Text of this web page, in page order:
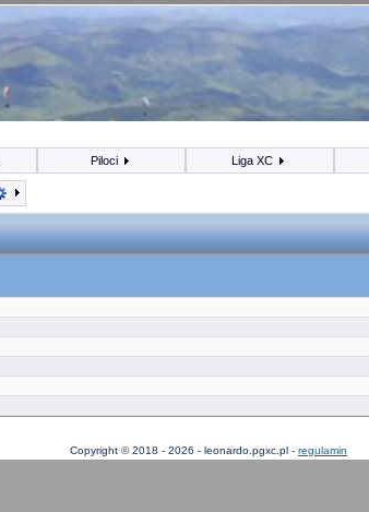
Piloci Liga XC
Copyright © 2018 - 2026 - leonardo.pgxc.pl - regulamin